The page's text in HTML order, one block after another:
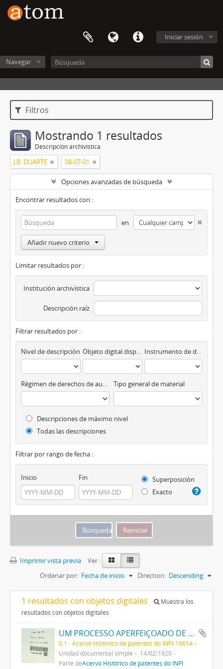
Iniciar sesión
Navegar
Filtros
Mostrando 1 resultados
Descripción archivística
J.B. DUARTE 08-07-01
Opciones avanzadas de búsqueda
Encontrar resultados con :
en
Añadir nuevo criterio
Limitar resultados por :
Institución archivística
Descripción raíz
Filtrar resultados por :
Nivel de descripción Objeto digital disponibles Instrumento de descripción
Régimen de derechos de autor Tipo general de material
Descripciones de máximo nivel
Todas las descripciones
Filtrar por rango de fecha :
Inicio Fin
Superposición
Exacto
Imprimir vista previa
Ver :
Ordenar por: Fecha de inicio Direction: Descending
1 resultados con objetos digitales
Muestra los
resultados con objetos digitales
UM PROCESSO APERFEIÇOADO DE FABRICAÇÃO DE TINTAS PRETAS DE ENXOFRE
0.1 - Acervo Histórico de patentes do INPI-16614
Unidad documental simple
14/02/1920
Parte deAcervo Histórico de patentes do INPI